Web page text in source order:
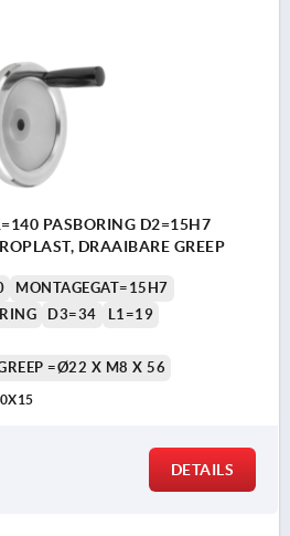
PASBORING D2=15H7
DRAAIBARE GREEP
MONTAGEGAT=15H7
D3=34
L1=19
=Ø22 X M8 X 56
DETAILS